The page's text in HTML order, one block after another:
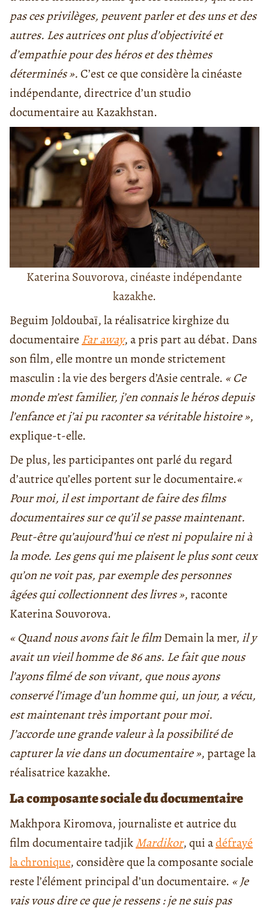
pas ces privilèges, peuvent parler et des uns et des
autres. Les autrices ont plus d’objectivité et
d’empathie pour des héros et des thèmes
déterminés ».C’est ce que considère la cinéaste
indépendante, directrice d’un studio
documentaire au Kazakhstan.
Katerina Souvorova, cinéaste indépendante
kazakhe.
Beguim Joldoubaï, la réalisatrice kirghize du
documentaire Far away, a pris part au débat. Dans
son film, elle montre un monde strictement
masculin : la vie des bergers d’Asie centrale. « Ce
monde m’est familier, j’en connais le héros depuis
l’enfance et j’ai pu raconter sa véritable histoire »,
explique-t-elle.
De plus, les participantes ont parlé du regard
d’autrice qu’elles portent sur le documentaire.«
Pour moi, il est important de faire des films
documentaires sur ce qu’il se passe maintenant.
Peut-être qu’aujourd’hui ce n’est ni populaire ni à
la mode. Les gens qui me plaisent le plus sont ceux
qu’on ne voit pas, par exemple des personnes
âgées qui collectionnent des livres », raconte
Katerina Souvorova.
« Quand nous avons fait le filmDemain la mer, il y
avait un vieil homme de 86 ans. Le fait que nous
l’ayons filmé de son vivant, que nous ayons
conservé l’image d’un homme qui, un jour, a vécu,
est maintenant très important pour moi.
J’accorde une grande valeur à la possibilité de
capturer la vie dans un documentaire », partage la
réalisatrice kazakhe.
La composante sociale du documentaire
Makhpora Kiromova, journaliste et autrice du
film documentaire tadjikMardikor, qui adéfrayé
la chronique, considère que la composante sociale
reste l’élément principal d’un documentaire. « Je
vais vous dire ce que je ressens : je ne suis pas